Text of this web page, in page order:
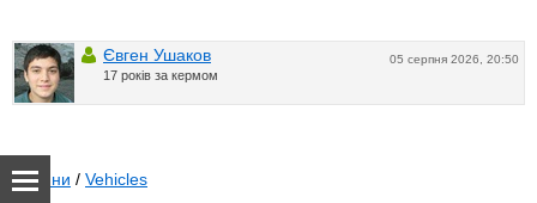
05 серпня 2026, 20:50
Євген Ушаков
17 років за кермом
Новини / Vehicles